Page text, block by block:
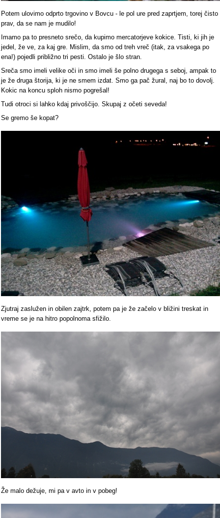
Potem ulovimo odprto trgovino v Bovcu - le pol ure pred zaprtjem, torej čisto
prav, da se nam je mudilo!
Imamo pa to presneto srečo, da kupimo mercatorjeve kokice. Tisti, ki jih je
jedel, že ve, za kaj gre. Mislim, da smo od treh vreč (itak, za vsakega po
ena!) pojedli približno tri pesti. Ostalo je šlo stran.
Sreča smo imeli velike oči in smo imeli še polno drugega s seboj, ampak to
je že druga štorija, ki je ne smem izdat. Smo ga pač žural, naj bo to dovolj.
Kokic na koncu sploh nismo pogrešal!
Tudi otroci si lahko kdaj privoščijo. Skupaj z očeti seveda!
Se gremo še kopat?
Zjutraj zaslužen in obilen zajtrk, potem pa je že začelo v bližini treskat in
vreme se je na hitro popolnoma sfižilo.
Že malo dežuje, mi pa v avto in v pobeg!